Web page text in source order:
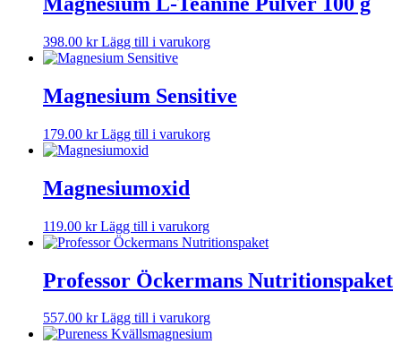
398.00 kr Lägg till i varukorg
Magnesium Sensitive
179.00 kr Lägg till i varukorg
Magnesiumoxid
119.00 kr Lägg till i varukorg
Professor Öckermans Nutritionspaket
557.00 kr Lägg till i varukorg